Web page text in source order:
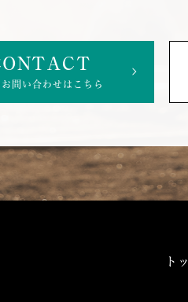
お問い合わせはこちら
ト